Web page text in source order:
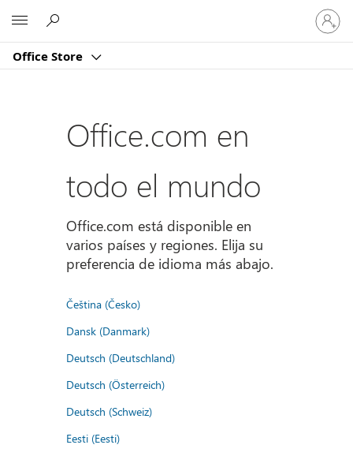
Office Store
Iniciar
sesión
en
cuenta
Office.com en
todo el mundo
Office.com está disponible en
varios países y regiones. Elija su
preferencia de idioma más abajo.
Čeština (Česko)
Dansk (Danmark)
Deutsch (Deutschland)
Deutsch (Österreich)
Deutsch (Schweiz)
Eesti (Eesti)